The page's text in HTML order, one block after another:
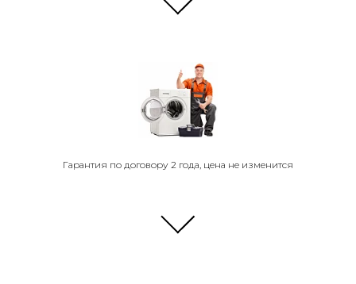
Гарантия по договору 2 года, цена не изменится